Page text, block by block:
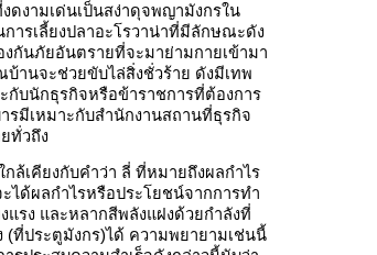
ดงามเด่นเป็นสง่าดุจพญามังกรใน
ารเลี้ยงปลาอะโรวาน่าที่มีลักษณะดัง
งกันภัยอันตรายที่จะมาย่ามกายเข้ามา
บ้านจะช่วยขับไล่สิ่งชั่วร้าย ดังมีเทพ
กับนักธุรกิจหรือข้าราชการที่ต้องการ
รมีเหมาะกับสำนักงานสถานที่ธุรกิจ
ทั่วถึง
ล้เคียงกับคำว่า ลี่ ที่หมายถึงผลกำไร
ด้ผลกำไรหรือประโยชน์จากการทำ
รง และหลากสีพลังแฝงด้วยกำลังที่
ที่ประตูมังกร)ได้ ความพยายามเช่นนี้